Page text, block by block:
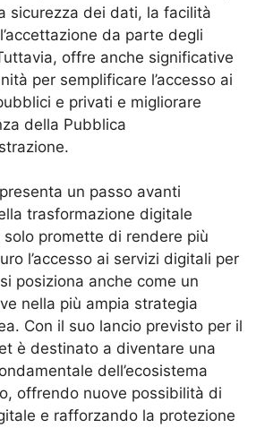
sicurezza dei dati, la facilità
l’accettazione da parte degli
offre anche significative
per semplificare l’accesso ai
e privati e migliorare
della Pubblica
un passo avanti
trasformazione digitale
solo promette di rendere più
l’accesso ai servizi digitali per
posiziona anche come un
nella più ampia strategia
Con il suo lancio previsto per il
è destinato a diventare una
dell’ecosistema
offrendo nuove possibilità di
e rafforzando la protezione